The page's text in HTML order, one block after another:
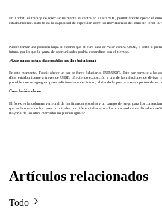
En Toobit, el trading de forex actualmente se centra en EUR/USDT, permitiéndote operar el
estadounidense. Esto te da la capacidad de especular sobre los movimientos del euro sin tener la
Puedes tomar una posiciónlarga si esperas que el euro suba de valor contra USDT, o corta si
futuro, por lo que la gama de oportunidades podría expandirse con el tiempo.
¿Qué pares están disponibles en Toobit ahora?
En este momento, Toobit ofrece un par de forex fiduciario: EUR/USDT. Este par permite a los
dólar estadounidense a través de USDT, ofreciendo exposición a una de las relaciones de divisas
probable que se agreguen pares adicionales en el futuro, abriendo la puerta a más oportunidades
Conclusión clave
El forex es la columna vertebral de las finanzas globales y un campo de juego para los
que estés operando los pares principales por diferenciales ajustados o buscando volatilidad en
mayoría de los otros mercados no pueden igualar.
Artículos relacionados
Todo